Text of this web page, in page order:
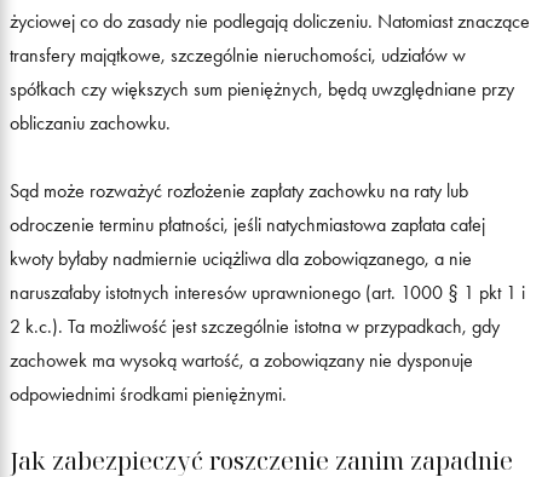
życiowej co do zasady nie podlegają doliczeniu. Natomiast znaczące
transfery majątkowe, szczególnie nieruchomości, udziałów w
spółkach czy większych sum pieniężnych, będą uwzględniane przy
obliczaniu zachowku.
Sąd może rozważyć rozłożenie zapłaty zachowku na raty lub
odroczenie terminu płatności, jeśli natychmiastowa zapłata całej
kwoty byłaby nadmiernie uciążliwa dla zobowiązanego, a nie
naruszałaby istotnych interesów uprawnionego (art. 1000 § 1 pkt 1 i
2 k.c.). Ta możliwość jest szczególnie istotna w przypadkach, gdy
zachowek ma wysoką wartość, a zobowiązany nie dysponuje
odpowiednimi środkami pieniężnymi.
Jak zabezpieczyć roszczenie zanim zapadnie